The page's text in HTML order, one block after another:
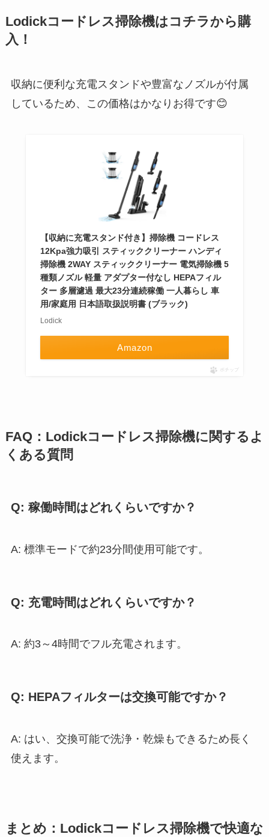
Lodickコードレス掃除機はコチラから購
入！
収納に便利な充電スタンドや豊富なノズルが付属
しているため、この価格はかなりお得です😊
【収納に充電スタンド付き】掃除機 コードレス
12Kpa強力吸引 スティッククリーナー ハンディ
掃除機 2WAY スティッククリーナー 電気掃除機 5
種類ノズル 軽量 アダプター付なし HEPAフィル
ター 多層濾過 最大23分連続稼働 一人暮らし 車
用/家庭用 日本語取扱説明書 (ブラック)
Lodick
Amazon
ポチップ
FAQ：Lodickコードレス掃除機に関するよ
くある質問
Q: 稼働時間はどれくらいですか？
A: 標準モードで約23分間使用可能です。
Q: 充電時間はどれくらいですか？
A: 約3～4時間でフル充電されます。
Q: HEPAフィルターは交換可能ですか？
A: はい、交換可能で洗浄・乾燥もできるため長く
使えます。
まとめ：Lodickコードレス掃除機で快適な